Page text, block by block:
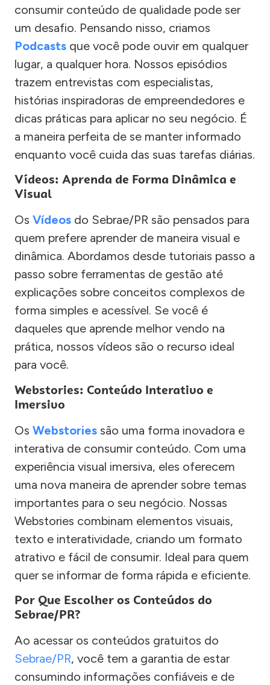
consumir conteúdo de qualidade pode ser
um desafio. Pensando nisso, criamos
Podcasts que você pode ouvir em qualquer
lugar, a qualquer hora. Nossos episódios
trazem entrevistas com especialistas,
histórias inspiradoras de empreendedores e
dicas práticas para aplicar no seu negócio. É
a maneira perfeita de se manter informado
enquanto você cuida das suas tarefas diárias.
Vídeos: Aprenda de Forma Dinâmica e
Visual
Os Vídeos do Sebrae/PR são pensados para
quem prefere aprender de maneira visual e
dinâmica. Abordamos desde tutoriais passo a
passo sobre ferramentas de gestão até
explicações sobre conceitos complexos de
forma simples e acessível. Se você é
daqueles que aprende melhor vendo na
prática, nossos vídeos são o recurso ideal
para você.
Webstories: Conteúdo Interativo e
Imersivo
Os Webstories são uma forma inovadora e
interativa de consumir conteúdo. Com uma
experiência visual imersiva, eles oferecem
uma nova maneira de aprender sobre temas
importantes para o seu negócio. Nossas
Webstories combinam elementos visuais,
texto e interatividade, criando um formato
atrativo e fácil de consumir. Ideal para quem
quer se informar de forma rápida e eficiente.
Por Que Escolher os Conteúdos do
Sebrae/PR?
Ao acessar os conteúdos gratuitos do
Sebrae/PR, você tem a garantia de estar
consumindo informações confiáveis e de